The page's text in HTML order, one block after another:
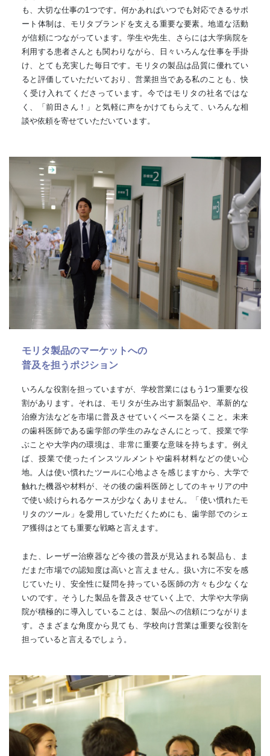
も、大切な仕事の1つです。何かあればいつでも対応できるサポ
ート体制は、モリタブランドを支える重要な要素。地道な活動
が信頼につながっています。学生や先生、さらには大学病院を
利用する患者さんとも関わりながら、日々いろんな仕事を手掛
け、とても充実した毎日です。モリタの製品は品質に優れてい
ると評価していただいており、営業担当である私のことも、快
く受け入れてくださっています。今ではモリタの社名ではな
く、「前田さん！」と気軽に声をかけてもらえて、いろんな相
談や依頼を寄せていただいています。
モリタ製品のマーケットへの
普及を担うポジション
いろんな役割を担っていますが、学校営業にはもう1つ重要な役
割があります。それは、モリタが生み出す新製品や、革新的な
治療方法などを市場に普及させていくベースを築くこと。未来
の歯科医師である歯学部の学生のみなさんにとって、授業で学
ぶことや大学内の環境は、非常に重要な意味を持ちます。例え
ば、授業で使ったインスツルメントや歯科材料などの使い心
地。人は使い慣れたツールに心地よさを感じますから、大学で
触れた機器や材料が、その後の歯科医師としてのキャリアの中
で使い続けられるケースが少なくありません。「使い慣れたモ
リタのツール」を愛用していただくためにも、歯学部でのシェ
ア獲得はとても重要な戦略と言えます。
また、レーザー治療器など今後の普及が見込まれる製品も、ま
だまだ市場での認知度は高いと言えません。扱い方に不安を感
じていたり、安全性に疑問を持っている医師の方々も少なくな
いのです。そうした製品を普及させていく上で、大学や大学病
院が積極的に導入していることは、製品への信頼につながりま
す。さまざまな角度から見ても、学校向け営業は重要な役割を
担っていると言えるでしょう。